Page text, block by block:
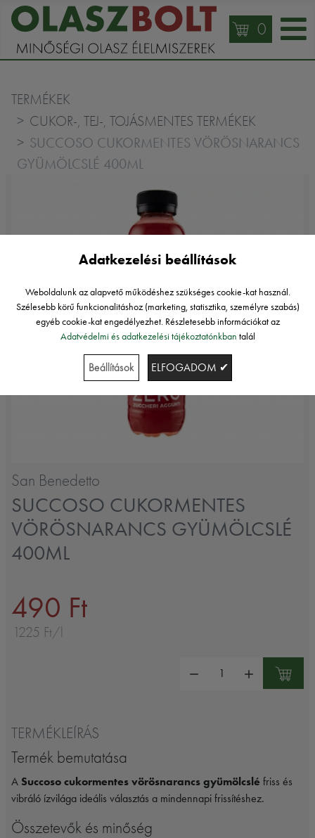
0
TERMÉKEK
CUKOR-, TEJ-, TOJÁSMENTES TERMÉKEK
SUCCOSO CUKORMENTES VÖRÖSNARANCS
GYÜMÖLCSLÉ 400ML
San Benedetto
SUCCOSO CUKORMENTES
VÖRÖSNARANCS GYÜMÖLCSLÉ
400ML
490 Ft
1225 Ft/l
TERMÉKLEÍRÁS
Termék bemutatása
A Succoso cukormentes vörösnarancs gyümölcslé friss és
vibráló ízvilága ideális választás a mindennapi frissítéshez.
Összetevők és minőség
Adatkezelési beállítások
Weboldalunk az alapvető működéshez szükséges cookie-kat használ.
Szélesebb körű funkcionalitáshoz (marketing, statisztika, személyre szabás)
egyéb cookie-kat engedélyezhet. Részletesebb információkat az
Adatvédelmi és adatkezelési tájékoztatónkban talál
Beállítások ELFOGADOM ✔